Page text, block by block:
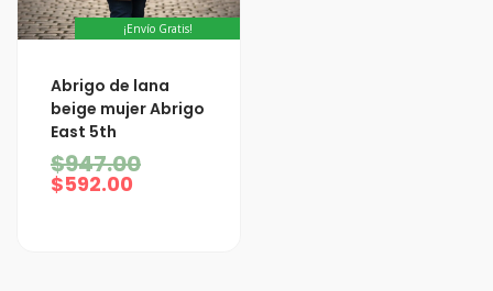
¡Envío Gratis!
Abrigo de lana
beige mujer Abrigo
East 5th
$947.00
El
precio
original
$592.00
El
precio
actual
$592.00.